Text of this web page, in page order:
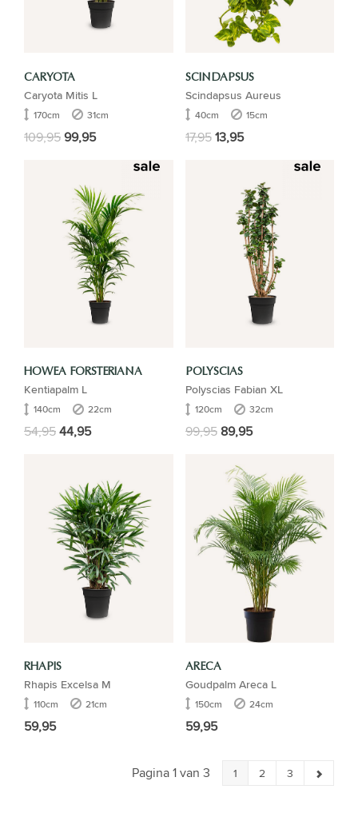
CARYOTA
Caryota Mitis L
170cm 31cm
109,9599,95
SCINDAPSUS
Scindapsus Aureus
40cm 15cm
17,9513,95
HOWEA FORSTERIANA
Kentiapalm L
140cm 22cm
54,9544,95
POLYSCIAS
Polyscias Fabian XL
120cm 32cm
99,95 89,95
RHAPIS
Rhapis Excelsa M
110cm 21cm
59,95
ARECA
Goudpalm Areca L
150cm 24cm
59,95
Pagina 1 van 3 1 2 3